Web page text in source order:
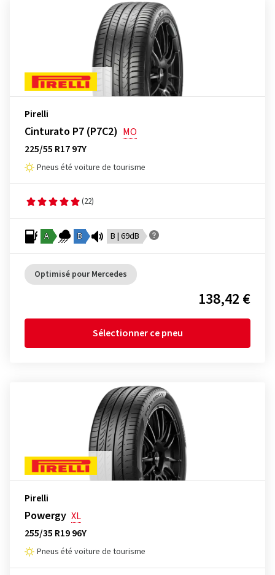
Pirelli
Cinturato P7 (P7C2) MO
225/55 R17 97Y
Pneus été voiture de tourisme
(22)
A B B | 69dB
Optimisé pour Mercedes
138,42 €
Sélectionner ce pneu
Pirelli
Powergy XL
255/35 R19 96Y
Pneus été voiture de tourisme